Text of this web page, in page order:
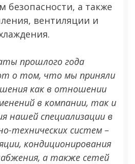
безопасности, а также
вентиляции и
прошлого года
о том, что мы приняли
как в отношении
в компании, так и
нашей специализации в
технических систем –
кондиционирования
а также сетей